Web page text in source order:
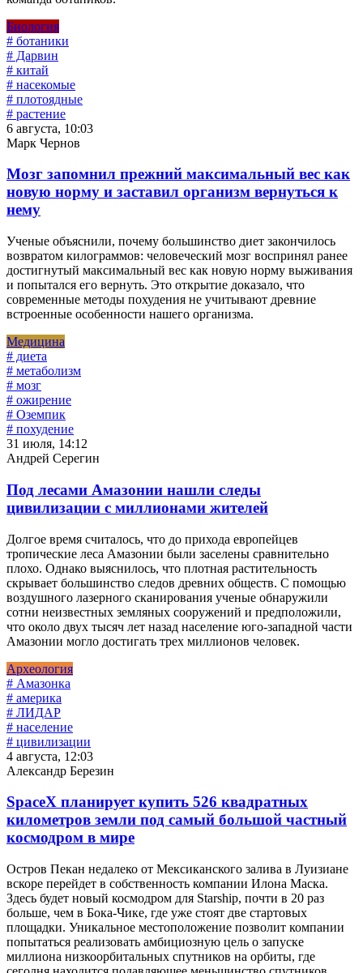
Биология
# ботаники
# Дарвин
# китай
# насекомые
# плотоядные
# растение
6 августа, 10:03
Марк Чернов
Мозг запомнил прежний максимальный вес как
новую норму и заставил организм вернуться к
нему
Ученые объяснили, почему большинство диет закончилось
возвратом килограммов: человеческий мозг воспринял ранее
достигнутый максимальный вес как новую норму выживания
и попытался его вернуть. Это открытие доказало, что
современные методы похудения не учитывают древние
встроенные особенности нашего организма.
Медицина
# диета
# метаболизм
# мозг
# ожирение
# Оземпик
# похудение
31 июля, 14:12
Андрей Серегин
Под лесами Амазонии нашли следы
цивилизации с миллионами жителей
Долгое время считалось, что до прихода европейцев
тропические леса Амазонии были заселены сравнительно
плохо. Однако выяснилось, что плотная растительность
скрывает большинство следов древних обществ. С помощью
воздушного лазерного сканирования ученые обнаружили
сотни неизвестных земляных сооружений и предположили,
что около двух тысяч лет назад население юго-западной части
Амазонии могло достигать трех миллионов человек.
Археология
# Амазонка
# америка
# ЛИДАР
# население
# цивилизации
4 августа, 12:03
Александр Березин
SpaceX планирует купить 526 квадратных
километров земли под самый большой частный
космодром в мире
Остров Пекан недалеко от Мексиканского залива в Луизиане
вскоре перейдет в собственность компании Илона Маска.
Здесь будет новый космодром для Starship, почти в 20 раз
больше, чем в Бока-Чике, где уже стоят две стартовых
площадки. Уникальное местоположение позволит компании
попытаться реализовать амбициозную цель о запуске
миллиона низкоорбитальных спутников на орбиты, где